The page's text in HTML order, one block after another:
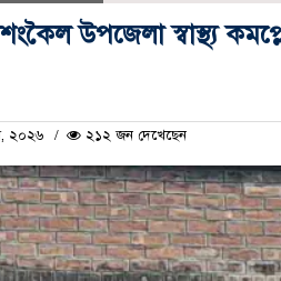
উপজেলা স্বাস্থ্য
২০২৬ ২১২ জন দেখেছেন